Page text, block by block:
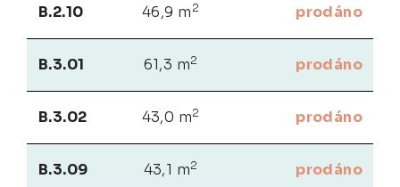
B.2.10 46,9 m 2 prodáno
B.3.01 61,3 m2 prodáno
B.3.02 43,0 m2 prodáno
B.3.09 43,1 m2 prodáno